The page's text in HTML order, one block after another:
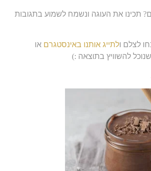
? תכינו את העוגה ונשמח לשמוע בתגובות
לצלם ולתייג אותנו באינסטגרם או
שנוכל להשוויץ בתוצאה :)